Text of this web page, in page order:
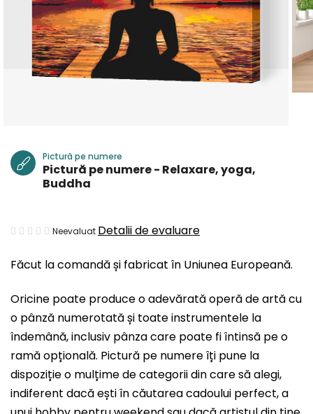
Făcut la comandă și fabricat în Uniunea Europeană.
Oricine poate produce o adevărată operă de artă cu
o pânză numerotată și toate instrumentele la
îndemână, inclusiv pânza care poate fi întinsă pe o
ramă opțională. Pictură pe numere îți pune la
dispoziție o mulțime de categorii din care să alegi,
indiferent dacă ești în căutarea cadoului perfect, a
Pictură pe numere
Pictură pe numere - Relaxare, yoga,
Buddha
Evaluarea
a
este
0,0
din
5
stele.
Neevaluat Detalii de evaluare